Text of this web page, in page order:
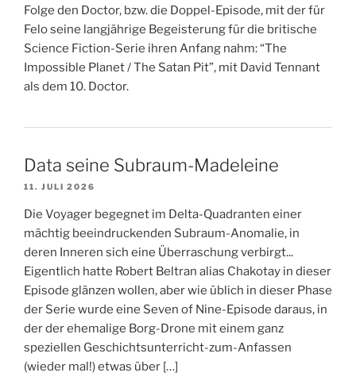
Folge den Doctor, bzw. die Doppel-Episode, mit der für
Felo seine langjährige Begeisterung für die britische
Science Fiction-Serie ihren Anfang nahm: “The
Impossible Planet / The Satan Pit”, mit David Tennant
als dem 10. Doctor.
Data seine Subraum-Madeleine
11. JULI 2026
Die Voyager begegnet im Delta-Quadranten einer
mächtig beeindruckenden Subraum-Anomalie, in
deren Inneren sich eine Überraschung verbirgt...
Eigentlich hatte Robert Beltran alias Chakotay in dieser
Episode glänzen wollen, aber wie üblich in dieser Phase
der Serie wurde eine Seven of Nine-Episode daraus, in
der der ehemalige Borg-Drone mit einem ganz
speziellen Geschichtsunterricht-zum-Anfassen
(wieder mal!) etwas über […]